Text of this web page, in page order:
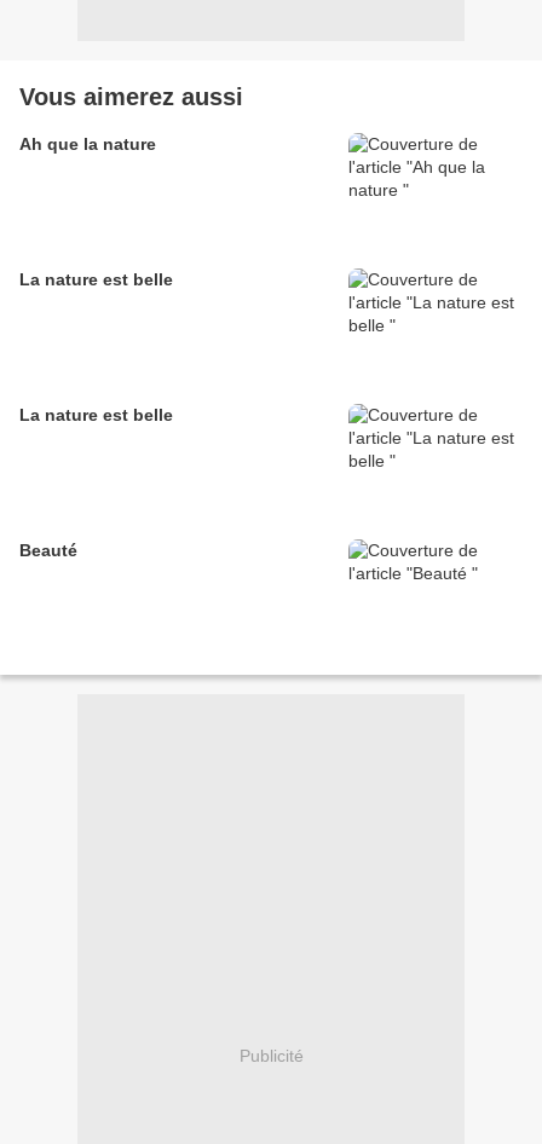
Vous aimerez aussi
Ah que la nature
La nature est belle
La nature est belle
Beauté
Publicité